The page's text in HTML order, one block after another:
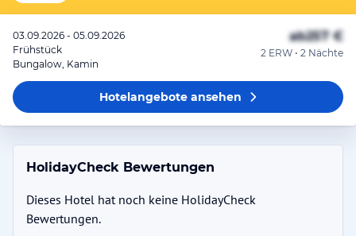
03.09.2026 - 05.09.2026
Frühstück
Bungalow, Kamin
ab257 €
2 ERW • 2 Nächte
Hotelangeboteansehen
HolidayCheck Bewertungen
Dieses Hotel hat noch keine HolidayCheck
Bewertungen.